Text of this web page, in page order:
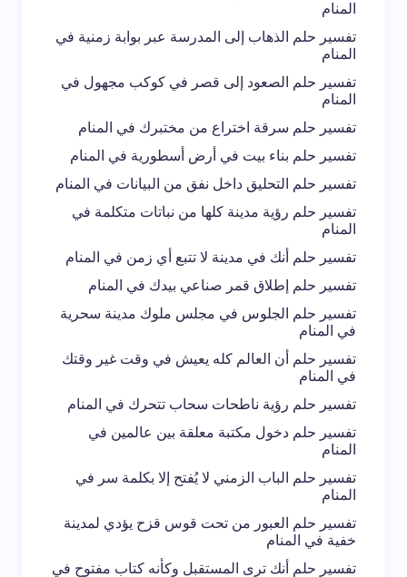
المنام
تفسير حلم الذهاب إلى المدرسة عبر بوابة زمنية في
المنام
تفسير حلم الصعود إلى قصر في كوكب مجهول في
المنام
تفسير حلم سرقة اختراع من مختبرك في المنام
تفسير حلم بناء بيت في أرض أسطورية في المنام
تفسير حلم التحليق داخل نفق من البيانات في المنام
تفسير حلم رؤية مدينة كلها من نباتات متكلمة في
المنام
تفسير حلم أنك في مدينة لا تتبع أي زمن في المنام
تفسير حلم إطلاق قمر صناعي بيدك في المنام
تفسير حلم الجلوس في مجلس ملوك مدينة سحرية
في المنام
تفسير حلم أن العالم كله يعيش في وقت غير وقتك
في المنام
تفسير حلم رؤية ناطحات سحاب تتحرك في المنام
تفسير حلم دخول مكتبة معلقة بين عالمين في
المنام
تفسير حلم الباب الزمني لا يُفتح إلا بكلمة سر في
المنام
تفسير حلم العبور من تحت قوس قزح يؤدي لمدينة
خفية في المنام
تفسير حلم أنك ترى المستقبل وكأنه كتاب مفتوح في